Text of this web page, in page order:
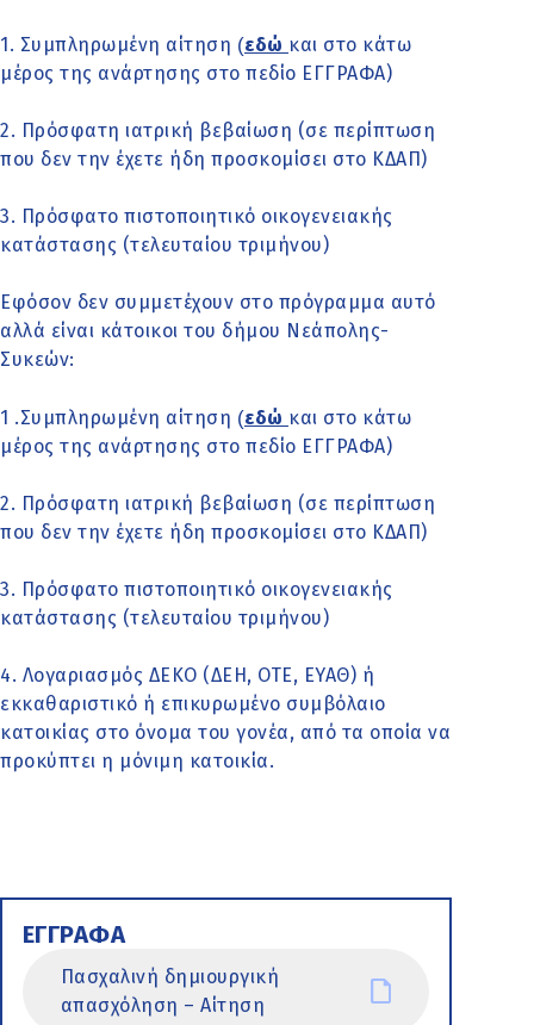
1. Συμπληρωμένη αίτηση (εδώ και στο κάτω
μέρος της ανάρτησης στο πεδίο ΕΓΓΡΑΦΑ)
2. Πρόσφατη ιατρική βεβαίωση (σε περίπτωση
που δεν την έχετε ήδη προσκομίσει στο ΚΔΑΠ)
3. Πρόσφατο πιστοποιητικό οικογενειακής
κατάστασης (τελευταίου τριμήνου)
Εφόσον δεν συμμετέχουν στο πρόγραμμα αυτό
αλλά είναι κάτοικοι του δήμου Νεάπολης-
Συκεών:
1 .Συμπληρωμένη αίτηση (εδώ και στο κάτω
μέρος της ανάρτησης στο πεδίο ΕΓΓΡΑΦΑ)
2. Πρόσφατη ιατρική βεβαίωση (σε περίπτωση
που δεν την έχετε ήδη προσκομίσει στο ΚΔΑΠ)
3. Πρόσφατο πιστοποιητικό οικογενειακής
κατάστασης (τελευταίου τριμήνου)
4. Λογαριασμός ΔΕΚΟ (ΔΕΗ, ΟΤΕ, ΕΥΑΘ) ή
εκκαθαριστικό ή επικυρωμένο συμβόλαιο
κατοικίας στο όνομα του γονέα, από τα οποία να
προκύπτει η μόνιμη κατοικία.
ΕΓΓΡΑΦΑ
Πασχαλινή δημιουργική
απασχόληση – Αίτηση